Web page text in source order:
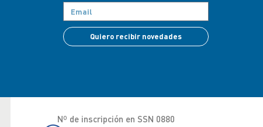
Quiero recibir novedades
Nº de inscripción en SSN 0880